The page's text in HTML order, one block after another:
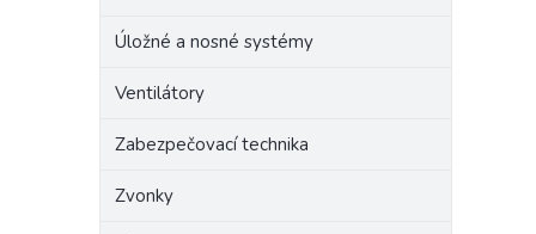
Úložné a nosné systémy
Ventilátory
Zabezpečovací technika
Zvonky